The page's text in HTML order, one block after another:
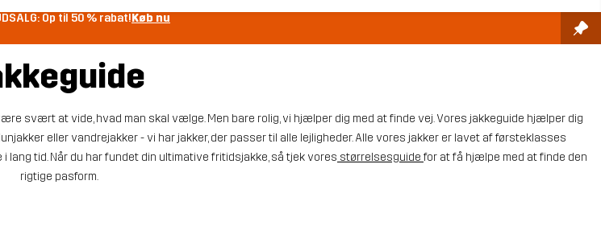
Op til 50 % rabat!Køb nu
svært at vide, hvad man skal vælge. Men bare rolig, vi hjælper dig med at finde vej. Vores jakkeguide hjælper dig
eller vandrejakker - vi har jakker, der passer til alle lejligheder. Alle vores jakker er lavet af førsteklasses
tid. Når du har fundet din ultimative fritidsjakke, så tjek vores størrelsesguide for at få hjælpe med at finde den
rigtige pasform.